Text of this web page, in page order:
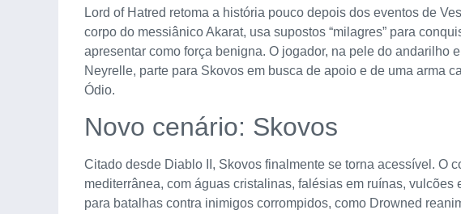
Lord of Hatred retoma a história pouco depois dos eventos de
corpo do messiânico Akarat, usa supostos “milagres” para
apresentar como força benigna. O jogador, na pele do andarilho
Neyrelle, parte para Skovos em busca de apoio e de uma arma
Ódio.
Novo cenário: Skovos
Citado desde Diablo II, Skovos finalmente se torna acessível. O
mediterrânea, com águas cristalinas, falésias em ruínas,
para batalhas contra inimigos corrompidos, como Drowned